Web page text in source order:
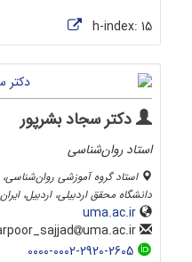
h-index: 15
دکتر سجاد بشرپور
استاد روان‌شناسی
استاد گروه آموزشی
دانشگاه محقق اردبیلی، اردبیل، ایران
uma.ac.ir
uma.ac.ir
0000-0002-2920-2605